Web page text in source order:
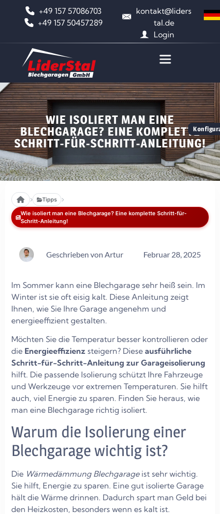
+49 157 57086703
+49 157 50457289
kontakt@liders
tal.de
Login
WIE ISOLIERT MAN EINE
BLECHGARAGE? EINE KOMPLETTE
SCHRITT-FÜR-SCHRITT-ANLEITUNG!
Tipps
Wie isoliert man eine Blechgarage? Eine komplette Schritt-für-
Schritt-Anleitung!
Geschrieben von Artur Februar 28, 2025
Im Sommer kann eine Blechgarage sehr heiß sein. Im
Winter ist sie oft eisig kalt. Diese Anleitung zeigt
Ihnen, wie Sie Ihre Garage angenehm und
energieeffizient gestalten.
Möchten Sie die Temperatur besser kontrollieren oder
die Energieeffizienz steigern? Diese ausführliche
Schritt-für-Schritt-Anleitung zur Garageisolierung
hilft. Die passende Isolierung schützt Ihre Fahrzeuge
und Werkzeuge vor extremen Temperaturen. Sie hilft
auch, viel Energie zu sparen. Finden Sie heraus, wie
man eine Blechgarage richtig isoliert.
Warum die Isolierung einer
Blechgarage wichtig ist?
Die Wärmedämmung Blechgarageist sehr wichtig.
Sie hilft, Energie zu sparen. Eine gut isolierte Garage
hält die Wärme drinnen. Dadurch spart man Geld bei
den Heizkosten, besonders wenn es kalt ist.